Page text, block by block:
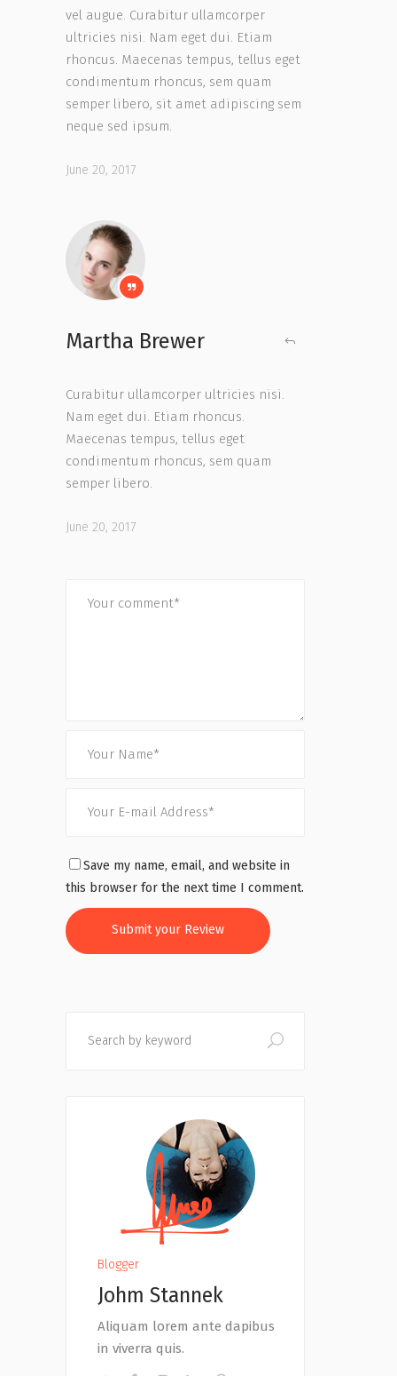
vel augue. Curabitur ullamcorper
ultricies nisi. Nam eget dui. Etiam
rhoncus. Maecenas tempus, tellus eget
condimentum rhoncus, sem quam
semper libero, sit amet adipiscing sem
neque sed ipsum.
June 20, 2017
Martha Brewer
Curabitur ullamcorper ultricies nisi.
Nam eget dui. Etiam rhoncus.
Maecenas tempus, tellus eget
condimentum rhoncus, sem quam
semper libero.
June 20, 2017
Save my name, email, and website in
this browser for the next time I comment.
Blogger
Johm Stannek
Aliquam lorem ante dapibus
in viverra quis.